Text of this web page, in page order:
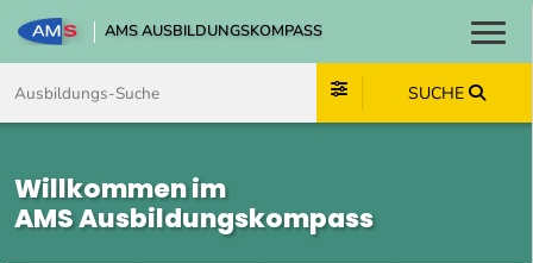
AMS AUSBILDUNGSKOMPASS
SUCHE
Willkommen im
AMS Ausbildungskompass